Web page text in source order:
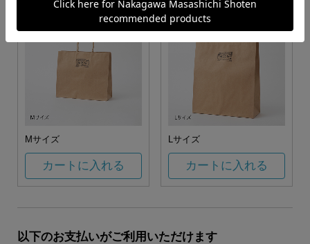
Mサイズ
カートに入れる
Lサイズ
カートに入れる
以下のお支払いがご利用いただけます